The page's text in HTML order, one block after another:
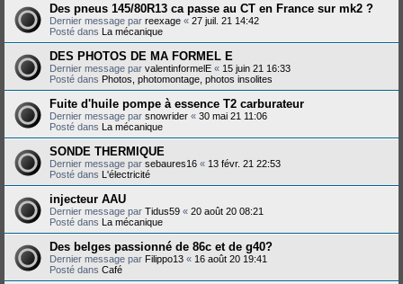
Des pneus 145/80R13 ca passe au CT en France sur mk2 ?
Dernier message par reexage « 27 juil. 21 14:42
Posté dans La mécanique
DES PHOTOS DE MA FORMEL E
Dernier message par valentinformelE « 15 juin 21 16:33
Posté dans Photos, photomontage, photos insolites
Fuite d'huile pompe à essence T2 carburateur
Dernier message par snowrider « 30 mai 21 11:06
Posté dans La mécanique
SONDE THERMIQUE
Dernier message par sebaures16 « 13 févr. 21 22:53
Posté dans L'électricité
injecteur AAU
Dernier message par Tidus59 « 20 août 20 08:21
Posté dans La mécanique
Des belges passionné de 86c et de g40?
Dernier message par Filippo13 « 16 août 20 19:41
Posté dans Café